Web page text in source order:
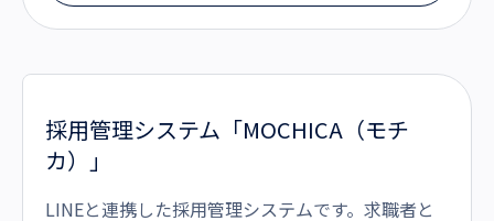
採用管理システム「MOCHICA（モチ
カ）」
LINEと連携した採用管理システムです。求職者と